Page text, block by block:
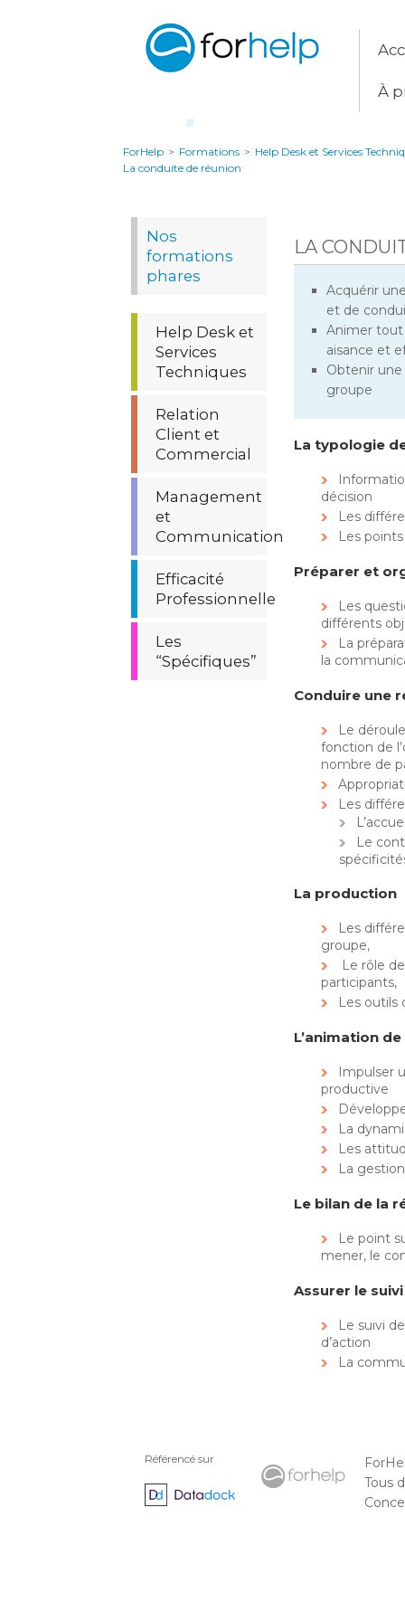
À
ForHelp > Formations > Help Desk et Services
La conduite de réunion
Nos
formations
phares
Help Desk et
Services
Techniques
Relation
Client et
Commercial
Management
et
Communication
Efficacité
Professionnelle
Les
“Spécifiques”
LA
Acquérir
et de
Animer
aisance et
Obtenir
groupe
La typologie
décision
Les
Les
Préparer et
Les
différents
La
la
Conduire une
Le
fonction de
nombre de
Les
Le
La production
Les
groupe,
Le rôle
participants,
Les outils
L’animation
Impulser
productive
La
Les
La
Le bilan de la
Le point
mener, le
Assurer le
Le suivi
d’action
La
Référencé sur
Tous